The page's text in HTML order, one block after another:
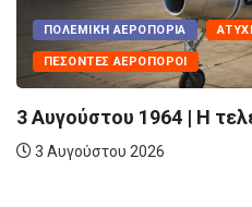
ΠΟΛΕΜΙΚΉ ΑΕΡΟΠΟΡΊΑ
ΠΕΣΌΝΤΕΣ ΑΕΡΟΠΌΡΟΙ
3 Αυγούστου 1964 | Η
3 Αυγούστου 2026